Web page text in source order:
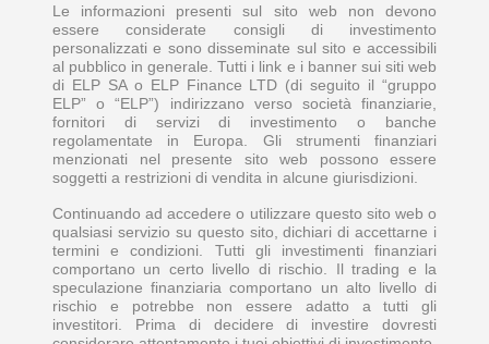
Le informazioni presenti sul sito web non devono
essere considerate consigli di investimento
personalizzati e sono disseminate sul sito e accessibili
al pubblico in generale. Tutti i link e i banner sui siti web
di ELP SA o ELP Finance LTD (di seguito il “gruppo
ELP” o “ELP”) indirizzano verso società finanziarie,
fornitori di servizi di investimento o banche
regolamentate in Europa. Gli strumenti finanziari
menzionati nel presente sito web possono essere
soggetti a restrizioni di vendita in alcune giurisdizioni.
Continuando ad accedere o utilizzare questo sito web o
qualsiasi servizio su questo sito, dichiari di accettarne i
termini e condizioni. Tutti gli investimenti finanziari
comportano un certo livello di rischio. Il trading e la
speculazione finanziaria comportano un alto livello di
rischio e potrebbe non essere adatto a tutti gli
investitori. Prima di decidere di investire dovresti